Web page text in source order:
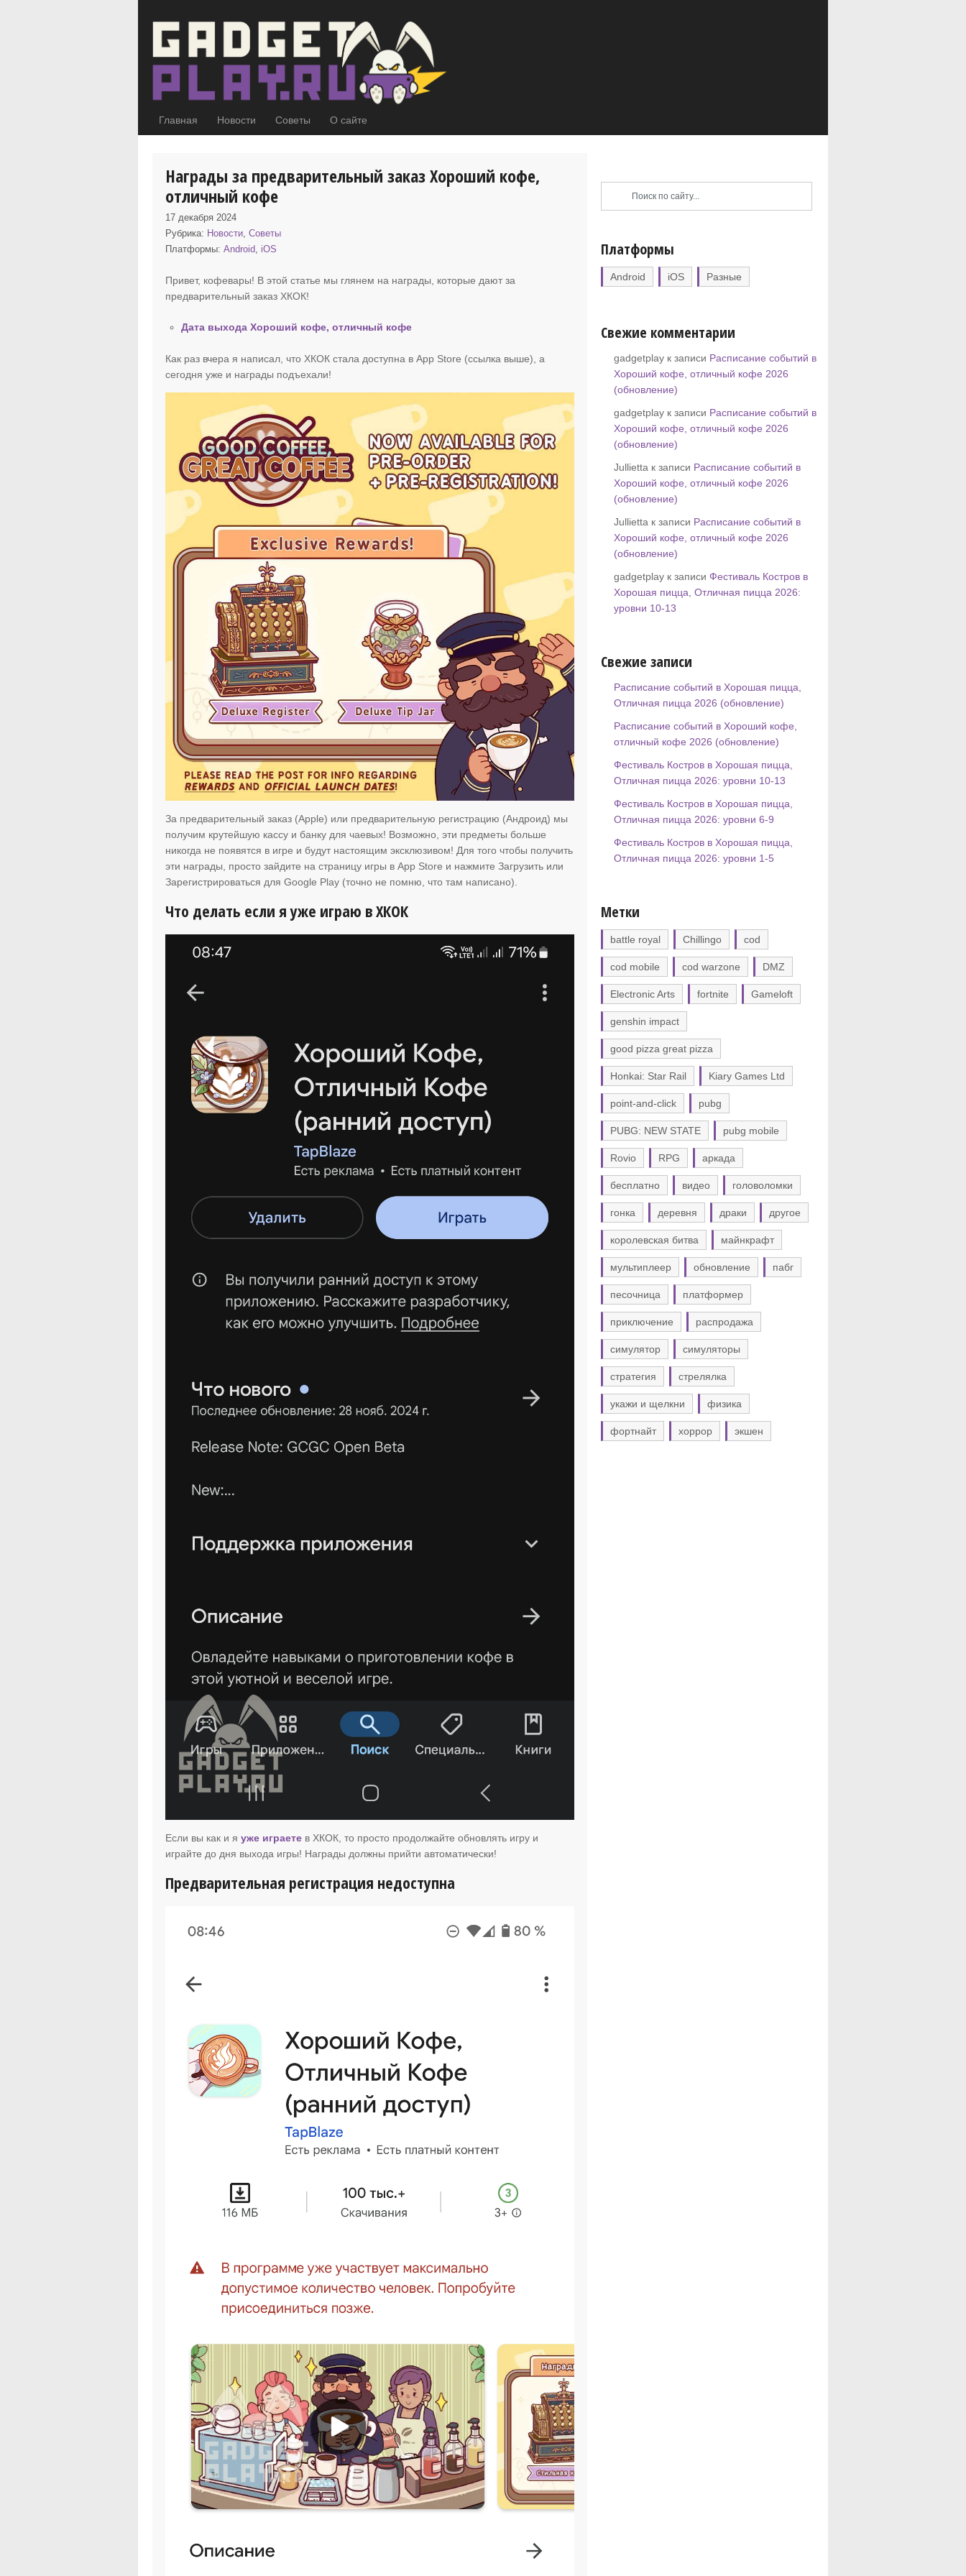
Главная Новости Советы О сайте
Награды за предварительный заказ Хороший кофе,
отличный кофе
17 декабря 2024
Рубрика: Новости,Советы
Платформы:Android, iOS
Привет, кофевары! В этой статье мы глянем на награды, которые дают за
предварительный заказ ХКОК!
Дата выхода Хороший кофе, отличный кофе
Как раз вчера я написал, что ХКОК стала доступна в App Store (ссылка выше), а
сегодня уже и награды подъехали!
За предварительный заказ (Apple) или предварительную регистрацию (Андроид) мы
получим крутейшую кассу и банку для чаевых! Возможно, эти предметы больше
никогда не появятся в игре и будут настоящим эксклюзивом! Для того чтобы получить
эти награды, просто зайдите на страницу игры в App Store и нажмите Загрузить или
Зарегистрироваться для Google Play (точно не помню, что там написано).
Что делать если я уже играю в ХКОК
Если вы как и яуже играете в ХКОК, то просто продолжайте обновлять игру и
играйте до дня выхода игры! Награды должны прийти автоматически!
Предварительная регистрация недоступна
Платформы
Android iOS Разные
Свежие комментарии
gadgetplay к записи Расписание событий в
Хороший кофе, отличный кофе 2026
(обновление)
gadgetplay к записи Расписание событий в
Хороший кофе, отличный кофе 2026
(обновление)
Jullietta к записи Расписание событий в
Хороший кофе, отличный кофе 2026
(обновление)
Jullietta к записи Расписание событий в
Хороший кофе, отличный кофе 2026
(обновление)
gadgetplay к записи Фестиваль Костров в
Хорошая пицца, Отличная пицца 2026:
уровни 10-13
Свежие записи
Расписание событий в Хорошая пицца,
Отличная пицца 2026 (обновление)
Расписание событий в Хороший кофе,
отличный кофе 2026 (обновление)
Фестиваль Костров в Хорошая пицца,
Отличная пицца 2026: уровни 10-13
Фестиваль Костров в Хорошая пицца,
Отличная пицца 2026: уровни 6-9
Фестиваль Костров в Хорошая пицца,
Отличная пицца 2026: уровни 1-5
Метки
battle royal Chillingo cod
cod mobile cod warzone DMZ
Electronic Arts fortnite Gameloft
genshin impact
good pizza great pizza
Honkai: Star Rail Kiary Games Ltd
point-and-click pubg
PUBG: NEW STATE pubg mobile
Rovio RPG аркада
бесплатно видео головоломки
гонка деревня драки другое
королевская битва майнкрафт
мультиплеер обновление пабг
песочница платформер
приключение распродажа
симулятор симуляторы
стратегия стрелялка
укажи и щелкни физика
фортнайт хоррор экшен